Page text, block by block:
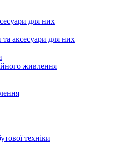
для них
аксесуари для них
живлення
техніки